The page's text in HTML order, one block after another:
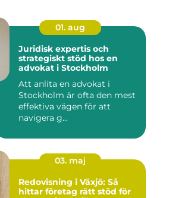
01. aug
Juridisk expertis och
strategiskt stöd hos en
advokat i Stockholm
Att anlita en advokat i
Stockholm är ofta den mest
effektiva vägen för att
navigera g...
03. maj
Redovisning i Växjö: Så
hittar företag rätt stöd för